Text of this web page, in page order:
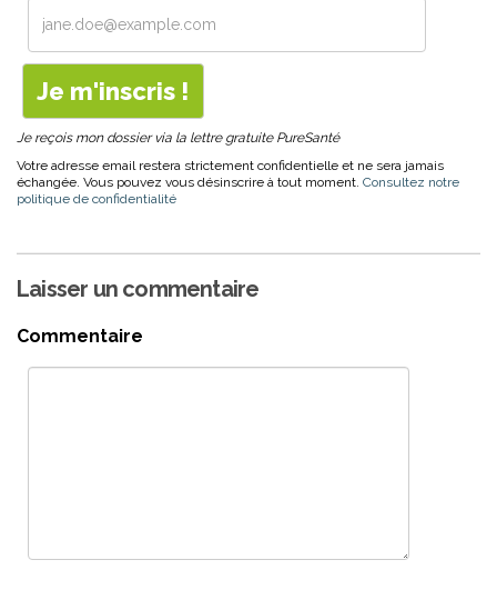
Je reçois mon dossier via la lettre gratuite PureSanté
Votre adresse email restera strictement confidentielle et ne sera jamais
échangée. Vous pouvez vous désinscrire à tout moment. Consultez notre
politique de confidentialité
Laisser un commentaire
Commentaire